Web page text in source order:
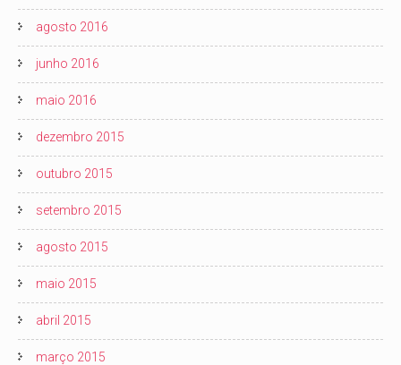
agosto 2016
junho 2016
maio 2016
dezembro 2015
outubro 2015
setembro 2015
agosto 2015
maio 2015
abril 2015
março 2015